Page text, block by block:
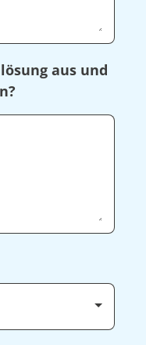
aus und